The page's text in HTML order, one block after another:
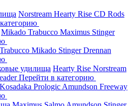
Norstream Hearty Rise CD Rods
Mikado Trabucco Maximus Stinger
Trabucco Mikado StingerDrennan
удилища Hearty Rise Norstream
Перейти в категорию
Kosadaka Prologic Amundson Freeway